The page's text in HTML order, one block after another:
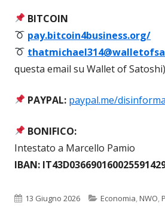
BITCOIN
pay.bitcoin4business.org/
questa email su Wallet of Satoshi)
PAYPAL: paypal.me/
BONIFICO:
Intestato a Marcello Pamio
IBAN:
Pubblicato
13 Giugno 2026 Categorie
Economia,NWO,